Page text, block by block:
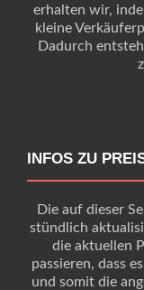
erhalten wir,
kleine
Dadurch
INFOS ZU
Die auf dieser
stündlich
die aktuellen
passieren, dass
und somit die